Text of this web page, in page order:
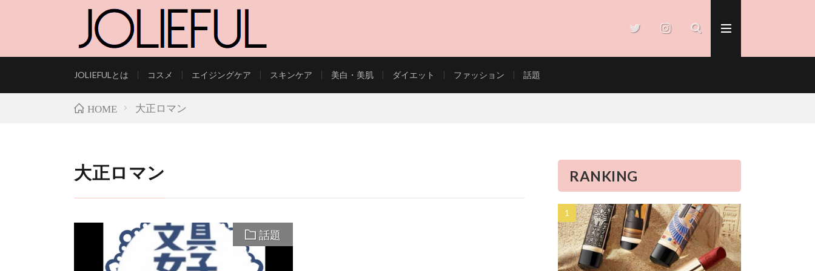
LIFESTYLE AND BEAUTY WEB MAGAZINE
JOLIEFULとは コスメ エイジングケア スキンケア 美白・美肌 ダイエット ファッション 話題
HOME 大正ロマン
大正ロマン
話題
RANKING